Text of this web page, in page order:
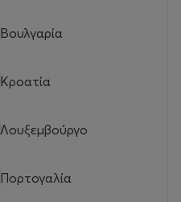
Βουλγαρία
Κροατία
Λουξεμβούργο
Πορτογαλία